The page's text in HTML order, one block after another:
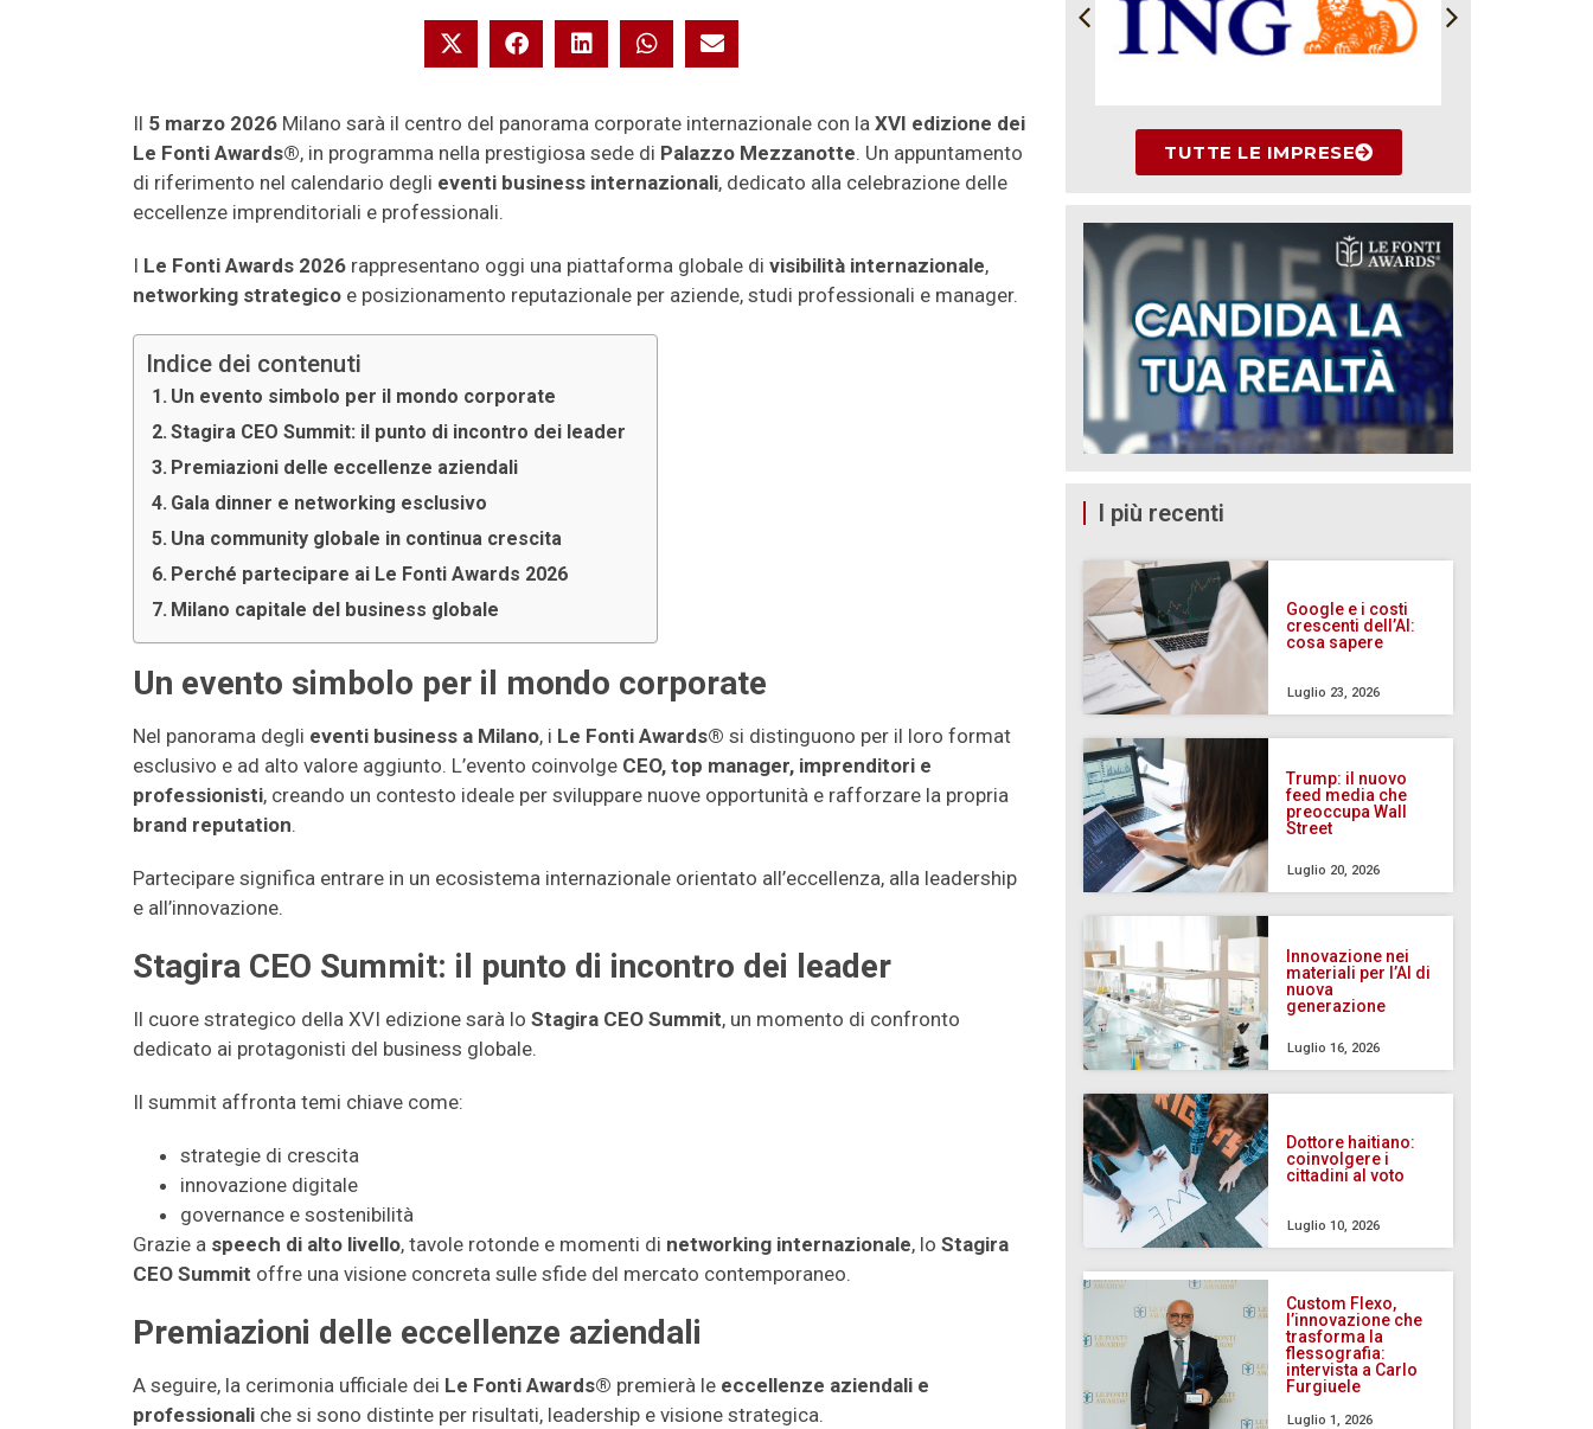
Il 5 marzo 2026 Milano sarà il centro del panorama corporate internazionale con la XVI edizione dei
Le Fonti Awards®, in programma nella prestigiosa sede di Palazzo Mezzanotte. Un appuntamento
di riferimento nel calendario degli eventi business internazionali, dedicato alla celebrazione delle
eccellenze imprenditoriali e professionali.
I Le Fonti Awards 2026 rappresentano oggi una piattaforma globale di visibilità internazionale,
networking strategico e posizionamento reputazionale per aziende, studi professionali e manager.
Indice dei contenuti
Un evento simbolo per il mondo corporate
Stagira CEO Summit: il punto di incontro dei leader
Premiazioni delle eccellenze aziendali
Gala dinner e networking esclusivo
Una community globale in continua crescita
Perché partecipare ai Le Fonti Awards 2026
Milano capitale del business globale
Un evento simbolo per il mondo corporate
Nel panorama degli eventi business a Milano, i Le Fonti Awards® si distinguono per il loro format
esclusivo e ad alto valore aggiunto. L’evento coinvolge CEO, top manager, imprenditori e
professionisti, creando un contesto ideale per sviluppare nuove opportunità e rafforzare la propria
brand reputation.
Partecipare significa entrare in un ecosistema internazionale orientato all’eccellenza, alla leadership
e all’innovazione.
Stagira CEO Summit: il punto di incontro dei leader
Il cuore strategico della XVI edizione sarà lo Stagira CEO Summit, un momento di confronto
dedicato ai protagonisti del business globale.
Il summit affronta temi chiave come:
strategie di crescita
innovazione digitale
governance e sostenibilità
Grazie a speech di alto livello, tavole rotonde e momenti di networking internazionale, lo Stagira
CEO Summit offre una visione concreta sulle sfide del mercato contemporaneo.
Premiazioni delle eccellenze aziendali
A seguire, la cerimonia ufficiale dei Le Fonti Awards® premierà le eccellenze aziendali e
professionali che si sono distinte per risultati, leadership e visione strategica.
TUTTE LE IMPRESE
I più recenti
Google e i costi
crescenti dell’AI:
cosa sapere
Luglio 23, 2026
Trump: il nuovo
feed media che
preoccupa Wall
Street
Luglio 20, 2026
Innovazione nei
materiali per l’AI di
nuova
generazione
Luglio 16, 2026
Dottore haitiano:
coinvolgere i
cittadini al voto
Luglio 10, 2026
Custom Flexo,
l’innovazione che
trasforma la
flessografia:
intervista a Carlo
Furgiuele
Luglio 1, 2026